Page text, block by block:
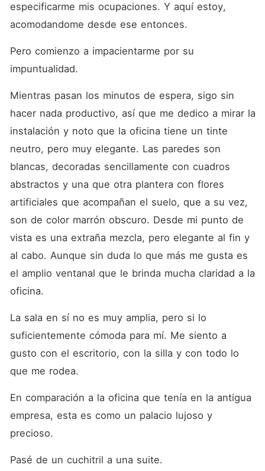
especificarme mis ocupaciones. Y aquí estoy,
acomodandome desde ese entonces.
Pero comienzo a impacientarme por su
impuntualidad.
Mientras pasan los minutos de espera, sigo sin
hacer nada productivo, así que me dedico a mirar la
instalación y noto que la oficina tiene un tinte
neutro, pero muy elegante. Las paredes son
blancas, decoradas sencillamente con cuadros
abstractos y una que otra plantera con flores
artificiales que acompañan el suelo, que a su vez,
son de color marrón obscuro. Desde mi punto de
vista es una extraña mezcla, pero elegante al fin y
al cabo. Aunque sin duda lo que más me gusta es
el amplio ventanal que le brinda mucha claridad a la
oficina.
La sala en sí no es muy amplia, pero si lo
suficientemente cómoda para mí. Me siento a
gusto con el escritorio, con la silla y con todo lo
que me rodea.
En comparación a la oficina que tenía en la antigua
empresa, esta es como un palacio lujoso y
precioso.
Pasé de un cuchitril a una suite.